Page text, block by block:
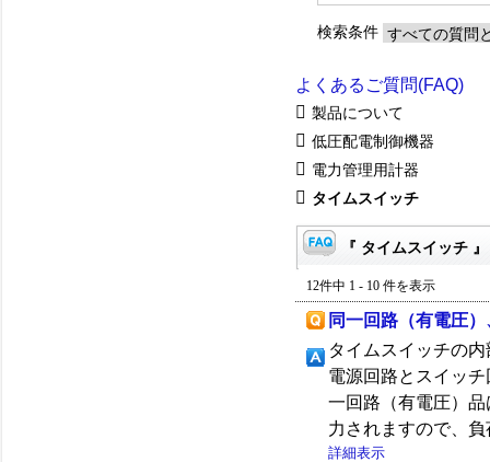
検索条件
よくあるご質問(FAQ)
製品について
低圧配電制御機器
電力管理用計器
タイムスイッチ
『 タイムスイッチ
12件中 1 - 10 件を表示
同一回路（有電圧
タイムスイッチの
電源回路とスイッ
一回路（有電圧）
力されますので、
詳細表示